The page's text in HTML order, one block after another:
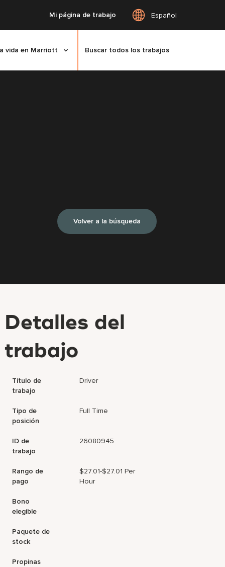
Mi página de trabajo Español
vida en Marriott Buscar todos los trabajos
Volver a la búsqueda
Detalles del
trabajo
Título de
trabajo
Driver
Tipo de
posición
Full Time
ID de
trabajo
26080945
Rango de
pago
$27.01-$27.01 Per
Hour
Bono
elegible
Paquete de
stock
Propinas